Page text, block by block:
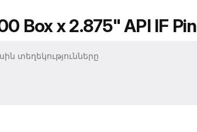
x 2.875" API IF Pin
տեղեկությունները